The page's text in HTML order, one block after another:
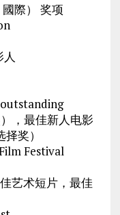
際） 奖项
，最佳新人电影
奖）
Festival
艺术短片，最佳